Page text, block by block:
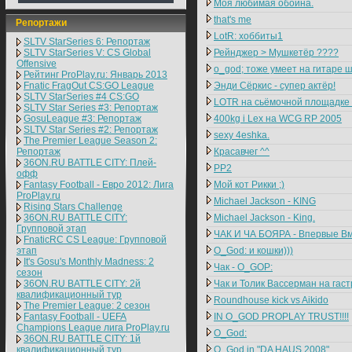
Репортажи
SLTV StarSeries 6: Репортаж
SLTV StarSeries V: CS Global
Offensive
Рейтинг ProPlay.ru: Январь 2013
Fnatic FragOut CS:GO League
SLTV StarSeries #4 CS:GO
SLTV Star Series #3: Репортаж
GosuLeague #3: Репортаж
SLTV Star Series #2: Репортаж
The Premier League Season 2:
Репортаж
36ON.RU BATTLE CITY: Плей-
офф
Fantasy Football - Евро 2012: Лига
ProPlay.ru
Rising Stars Challenge
36ON.RU BATTLE CITY:
Групповой этап
FnaticRC CS League: Групповой
этап
It's Gosu's Monthly Madness: 2
сезон
36ON.RU BATTLE CITY: 2й
квалификационный тур
The Premier League: 2 cезон
Fantasy Football - UEFA
Champions League лига ProPlay.ru
36ON.RU BATTLE CITY: 1й
квалификационный тур
Моя любимая обоина.
that's me
LotR: хоббиты1
Рейнджер > Мушкетёр ????
о_god; тоже умеет на гитаре
Энди Сёркис - супер актёр!
LOTR на сьёмочной
400kg i Lex на WCG RP 2005
sexy 4eshka.
Красавчег ^^
PP2
Мой кот Рикки ;)
Michael Jackson - KING
Michael Jackson - King.
ЧАК И ЧА БОЯРА - Впервые
O_God: и кошки)))
Чак - O_GOP:
Чак и Толик Вассерман на
Roundhouse kick vs Aikido
IN O_GOD PROPLAY TRUST!!!!
O_God:
O_God in "DA HAUS 2008"